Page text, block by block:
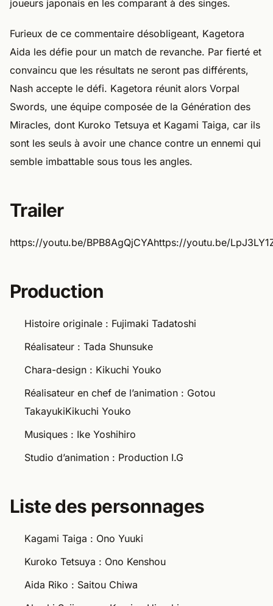
joueurs japonais en les comparant à des singes.
Furieux de ce commentaire désobligeant, Kagetora
Aida les défie pour un match de revanche. Par fierté et
convaincu que les résultats ne seront pas différents,
Nash accepte le défi. Kagetora réunit alors Vorpal
Swords, une équipe composée de la Génération des
Miracles, dont Kuroko Tetsuya et Kagami Taiga, car ils
sont les seuls à avoir une chance contre un ennemi qui
semble imbattable sous tous les angles.
Trailer
https://youtu.be/BPB8AgQjCYAhttps://youtu.be/
Production
Histoire originale : Fujimaki Tadatoshi
Réalisateur : Tada Shunsuke
Chara-design : Kikuchi Youko
Réalisateur en chef de l’animation : Gotou
TakayukiKikuchi Youko
Musiques : Ike Yoshihiro
Studio d’animation : Production I.G
Liste des personnages
Kagami Taiga : Ono Yuuki
Kuroko Tetsuya : Ono Kenshou
Aida Riko : Saitou Chiwa